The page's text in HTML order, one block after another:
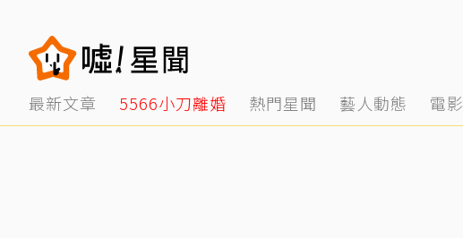
最新文章 5566小刀離婚 熱門星聞 藝人動態 電影